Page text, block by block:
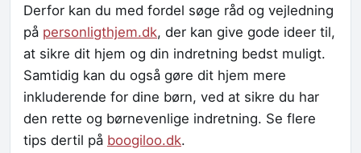
Derfor kan du med fordel søge råd og vejledning
på personligthjem.dk, der kan give gode ideer til,
at sikre dit hjem og din indretning bedst muligt.
Samtidig kan du også gøre dit hjem mere
inkluderende for dine børn, ved at sikre du har
den rette og børnevenlige indretning. Se flere
tips dertil på boogiloo.dk.